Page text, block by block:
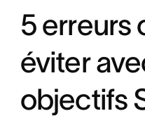
5 erreurs
éviter
objectifs